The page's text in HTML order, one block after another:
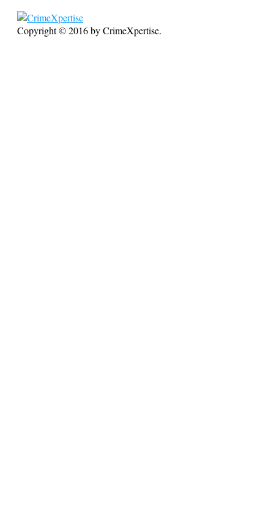
Copyright © 2016 by CrimeXpertise.